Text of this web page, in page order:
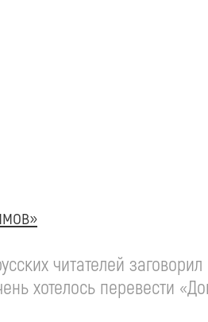
читателей заговорил
хотелось перевести